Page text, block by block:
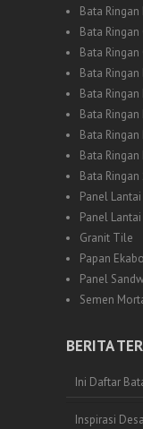
Bata Ringan
Bata Ringan
Bata
Bata
Bata Ringan
Bata Ringan
Bata
Bata Ringan
Bata
Panel
Panel
Granit Tile
Papan
Panel
Semen
BERITA
Ini Daftar
Inspirasi